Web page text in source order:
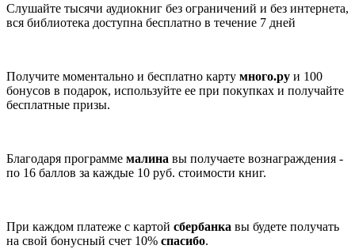
Слушайте тысячи аудиокниг без ограничений и без интернета,
вся библиотека доступна бесплатно в течение 7 дней
Получите моментально и бесплатно карту много.ру и 100
бонусов в подарок, используйте ее при покупках и получайте
бесплатные призы.
Благодаря программе малина вы получаете вознаграждения -
по 16 баллов за каждые 10 руб. стоимости книг.
При каждом платеже с картой сбербанка вы будете получать
на свой бонусный счет 10% спасибо.